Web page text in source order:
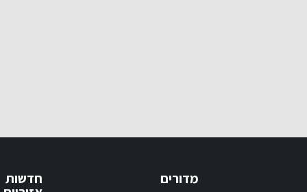
מדורים חדשות